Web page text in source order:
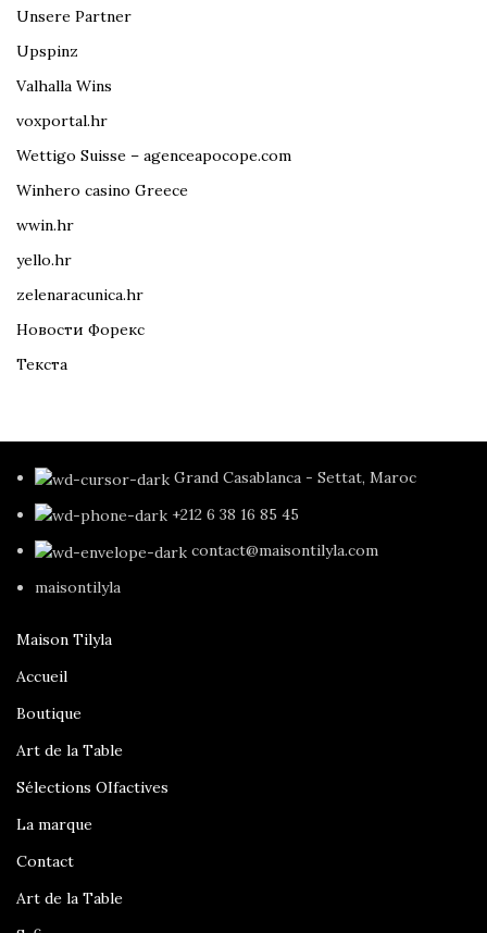
Unsere Partner
Upspinz
Valhalla Wins
voxportal.hr
Wettigo Suisse – agenceapocope.com
Winhero casino Greece
wwin.hr
yello.hr
zelenaracunica.hr
Новости Форекс
Текста
Grand Casablanca - Settat, Maroc
+212 6 38 16 85 45
contact@maisontilyla.com
maisontilyla
Maison Tilyla
Accueil
Boutique
Art de la Table
Sélections OIfactives
La marque
Contact
Art de la Table